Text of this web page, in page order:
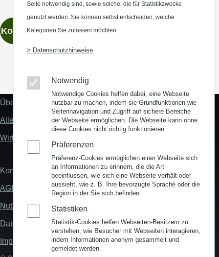
Kontaktieren
Fußzeile
Links
Über uns
Alles zum Thema Standortanalyse
Wirtschaftsstandort Deutschland
Fußzeile
Kontakt
AGB
Nutzungsbedingungen
Datenschutz
Impressum
Seite notwendig sind, sowie solche, die für Statistikzwecke
genutzt werden. Sie können selbst entscheiden, welche
Kategorien Sie zulassen möchten.
> Datenschutzhinweise
Notwendig
Notwendige Cookies helfen dabei, eine Webseite
nutzbar zu machen, indem sie Grundfunktionen wie
Seitennavigation und Zugriff auf sichere Bereiche
der Webseite ermöglichen. Die Webseite kann ohne
diese Cookies nicht richtig funktionieren.
Präferenzen
Präferenz-Cookies ermöglichen einer Webseite sich
an Informationen zu erinnern, die die Art
beeinflussen, wie sich eine Webseite verhält oder
aussieht, wie z. B. Ihre bevorzugte Sprache oder die
Region in der Sie sich befinden.
Statistiken
Statistik-Cookies helfen Webseiten-Besitzern zu
verstehen, wie Besucher mit Webseiten interagieren,
indem Informationen anonym gesammelt und
gemeldet werden.